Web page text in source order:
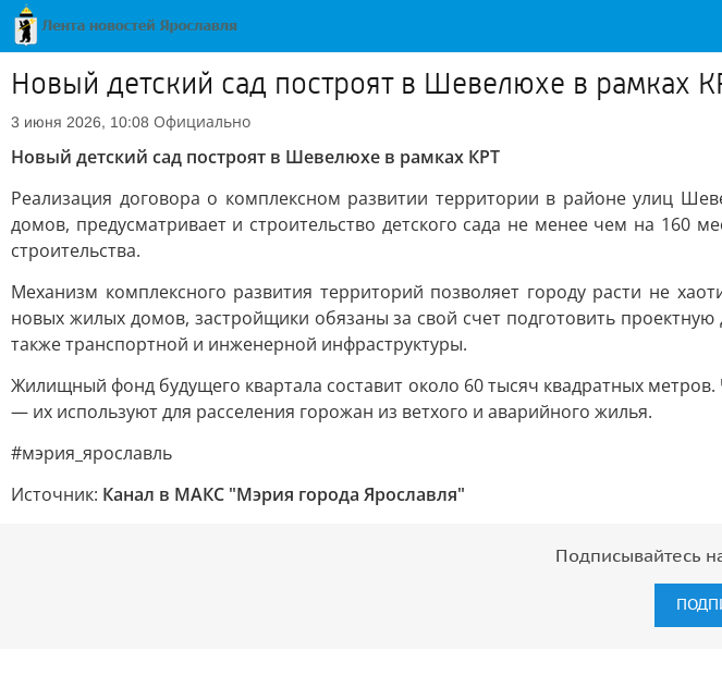
Новый детский сад построят в Шевелюхе в рамках
3 июня 2026, 10:08 Официально
Новый детский сад построят в Шевелюхе в рамках КРТ
Реализация договора о комплексном развитии территории в районе улиц
домов, предусматривает и строительство детского сада не менее чем на 160
строительства.
Механизм комплексного развития территорий позволяет городу расти не
новых жилых домов, застройщики обязаны за свой счет подготовить
также транспортной и инженерной инфраструктуры.
Жилищный фонд будущего квартала составит около 60 тысяч квадратных
— их используют для расселения горожан из ветхого и аварийного жилья.
#мэрия_ярославль
Источник: Канал в МАКС "Мэрия города Ярославля"
Подписывайтесь